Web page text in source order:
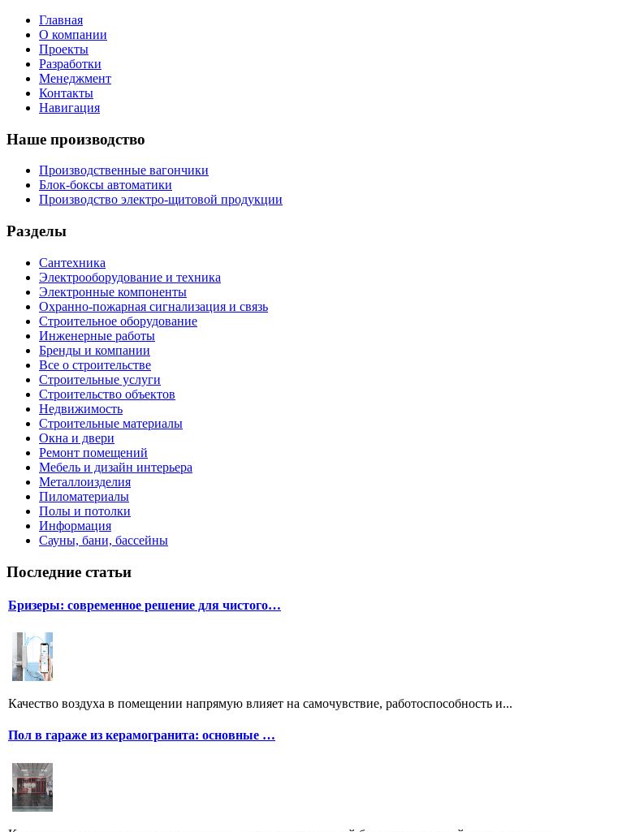
Главная
О компании
Проекты
Разработки
Менеджмент
Контакты
Навигация
Наше производство
Производственные вагончики
Блок-боксы автоматики
Производство электро-щитовой продукции
Разделы
Сантехника
Электрооборудование и техника
Электронные компоненты
Охранно-пожарная сигнализация и связь
Строительное оборудование
Инженерные работы
Бренды и компании
Все о строительстве
Строительные услуги
Строительство объектов
Недвижимость
Строительные материалы
Окна и двери
Ремонт помещений
Мебель и дизайн интерьера
Металлоизделия
Пиломатериалы
Полы и потолки
Информация
Сауны, бани, бассейны
Последние статьи
Бризеры: современное решение для чистого…
Качество воздуха в помещении напрямую влияет на самочувствие, работоспособность и...
Пол в гараже из керамогранита: основные …